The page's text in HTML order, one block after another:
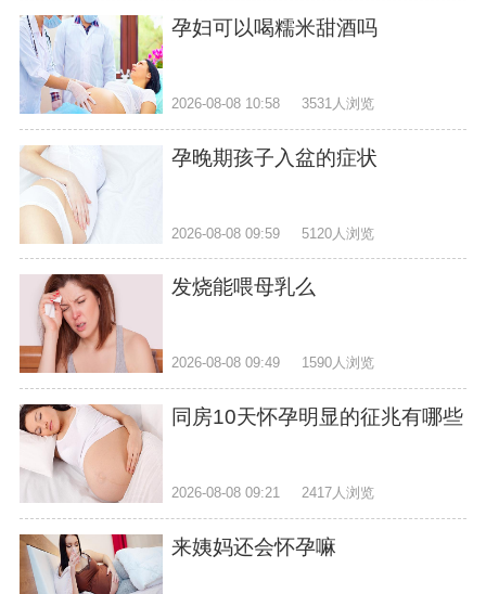
孕妇可以喝糯米甜酒吗
2026-08-08 10:58 3531人浏览
孕晚期孩子入盆的症状
2026-08-08 09:59 5120人浏览
发烧能喂母乳么
2026-08-08 09:49 1590人浏览
同房10天怀孕明显的征兆有哪些
2026-08-08 09:21 2417人浏览
来姨妈还会怀孕嘛